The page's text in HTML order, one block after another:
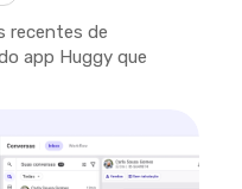
recentes de
app Huggy que